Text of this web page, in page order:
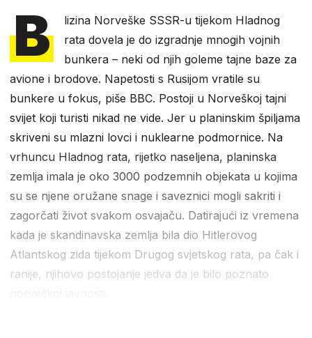
B
lizina Norveške SSSR-u tijekom Hladnog
rata dovela je do izgradnje mnogih vojnih
bunkera – neki od njih goleme tajne baze za
avione i brodove. Napetosti s Rusijom vratile su
bunkere u fokus, piše BBC. Postoji u Norveškoj tajni
svijet koji turisti nikad ne vide. Jer u planinskim špiljama
skriveni su mlazni lovci i nuklearne podmornice. Na
vrhuncu Hladnog rata, rijetko naseljena, planinska
zemlja imala je oko 3000 podzemnih objekata u kojima
su se njene oružane snage i saveznici mogli sakriti i
zagorčati život svakom osvajaču. Datirajući iz vremena
kada je skandinavska zemlja bila dio Hitlerovog
Atlantskog zida tijekom Drugog svjetskog rata, pa čak i
ranije, njihovo postojanje jedva da je bilo poznato